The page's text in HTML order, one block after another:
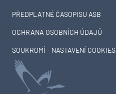
PŘEDPLATNÉ ČASOPISU ASB
OCHRANA OSOBNÍCH ÚDAJŮ
SOUKROMÍ – NASTAVENÍ COOKIES